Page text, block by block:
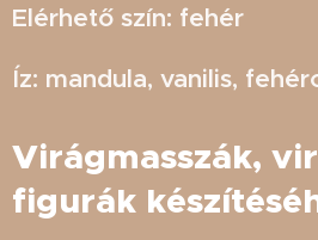
Elérhető szín: fehér
Íz: mandula, vanilis,
Virágmasszák,
figurák